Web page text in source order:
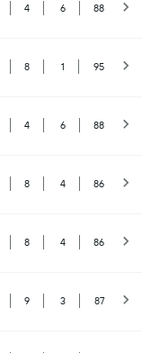
4 6 88
8 1 95
4 6 88
8 4 86
8 4 86
9 3 87